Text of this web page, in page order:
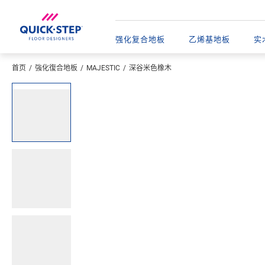
强化复合地板 乙烯基地板​ 实
首页 強化復合地板 MAJESTIC 深谷米色橡木